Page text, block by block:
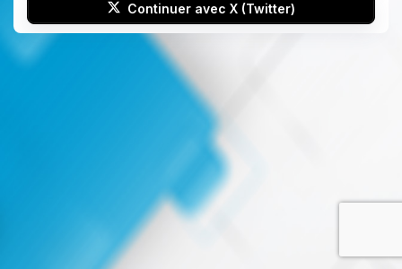
Continuer avec X (Twitter)